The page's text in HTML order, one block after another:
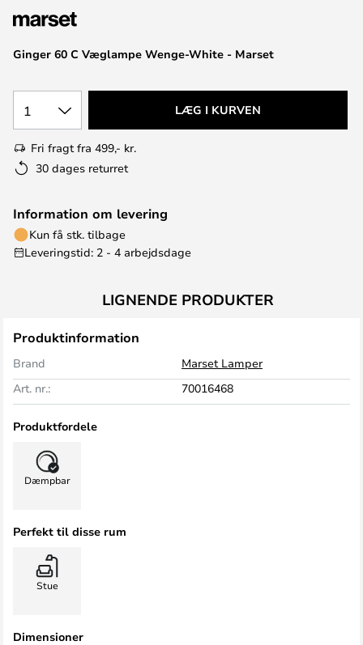
Ginger 60 C Væglampe Wenge-White - Marset
1 LÆG I KURVEN
Fri fragt fra 499,- kr.
30 dages returret
Information om levering
Kun få stk. tilbage
Leveringstid: 2 - 4 arbejdsdage
LIGNENDE PRODUKTER
Produktinformation
Brand
Marset Lamper
Art. nr.:
70016468
Produktfordele
Dæmpbar
Perfekt til disse rum
Stue
Dimensioner